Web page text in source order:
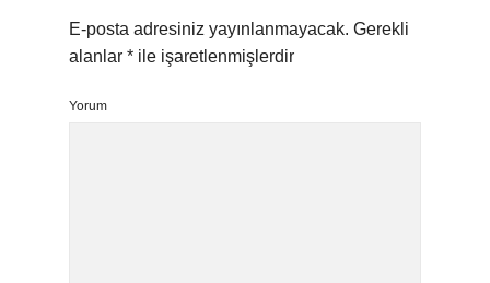
E-posta adresiniz yayınlanmayacak. Gerekli
alanlar * ile işaretlenmişlerdir
Yorum